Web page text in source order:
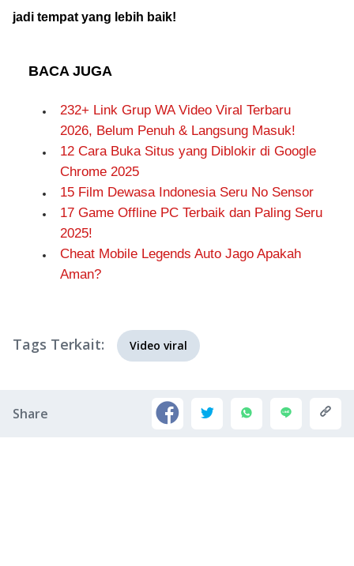
jadi tempat yang lebih baik!
BACA JUGA
232+ Link Grup WA Video Viral Terbaru
2026, Belum Penuh & Langsung Masuk!
12 Cara Buka Situs yang Diblokir di Google
Chrome 2025
15 Film Dewasa Indonesia Seru No Sensor
17 Game Offline PC Terbaik dan Paling Seru
2025!
Cheat Mobile Legends Auto Jago Apakah
Aman?
Tags Terkait: Video viral
Share